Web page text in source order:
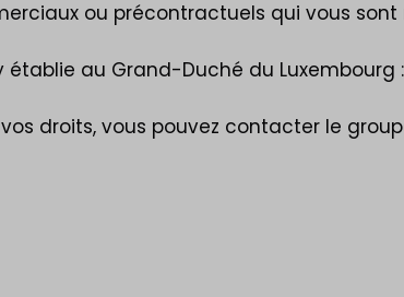
ou précontractuels qui vous sont
au Grand-Duché du Luxembourg :
droits, vous pouvez contacter le